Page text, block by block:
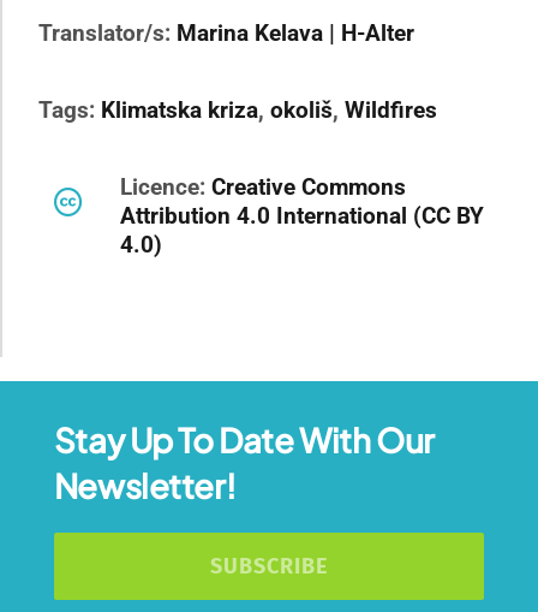
Translator/s: Marina Kelava | H-Alter
Tags: Klimatska kriza, okoliš, Wildfires
Licence: Creative Commons
Attribution 4.0 International (CC BY
4.0)
Stay Up To Date With Our
Newsletter!
SUBSCRIBE